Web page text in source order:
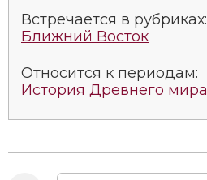
Встречается в рубриках:
Ближний Восток
Относится к периодам:
История Древнего мира